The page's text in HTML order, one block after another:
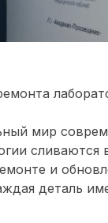
мир
и
деталь